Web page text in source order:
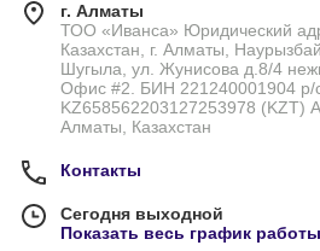
г. Алматы
ТОО «Иванса» Юридический
Казахстан, г. Алматы,
Шугыла, ул. Жунисова д.8/4
Офис #2. БИН 221240001904 р/
KZ658562203127253978 (KZT)
Алматы, Казахстан
Контакты
Сегодня выходной
Показать весь график работы